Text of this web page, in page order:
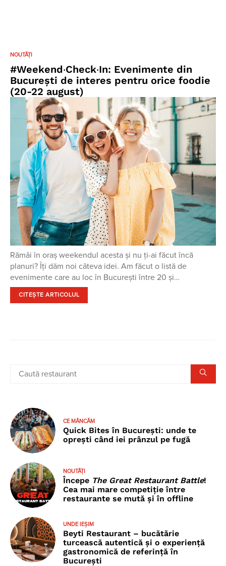
NOUTĂȚI
#Weekend‧Check‧In: Evenimente din
București de interes pentru orice foodie
(20-22 august)
Rămâi în oraș weekendul acesta și nu ți-ai făcut încă
planuri? Îți dăm noi câteva idei. Am făcut o listă de
evenimente care au loc în București între 20 și…
CITEȘTE ARTICOLUL
CE MÂNCĂM
Quick Bites în București: unde te
oprești când iei prânzul pe fugă
NOUTĂȚI
Începe The Great Restaurant Battle!
Cea mai mare competiție între
restaurante se mută și în offline
UNDE IEȘIM
Beyti Restaurant – bucătărie
turcească autentică și o experiență
gastronomică de referință în
București